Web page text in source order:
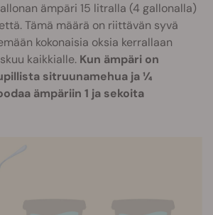
ämpäri 15 litralla (4 gallonalla)
Tämä määrä on riittävän syvä
kokonaisia oksia kerrallaan
kaikkialle. Kun ämpäri on
sitruunamehua ja ¼
ämpäriin 1 ja sekoita